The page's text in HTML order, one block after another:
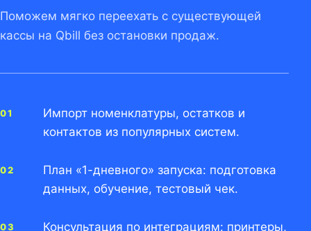
Поможем мягко переехать с существующей
кассы на Qbill без остановки продаж.
Импорт номенклатуры, остатков и
контактов из популярных систем.
План «1-дневного» запуска: подготовка
данных, обучение, тестовый чек.
Консультация по интеграциям: принтеры,